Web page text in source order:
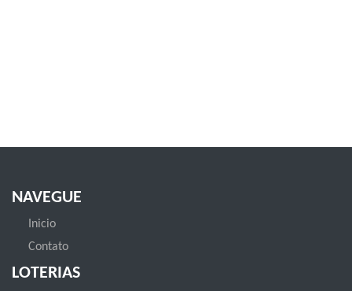
NAVEGUE
Inicio
Contato
LOTERIAS